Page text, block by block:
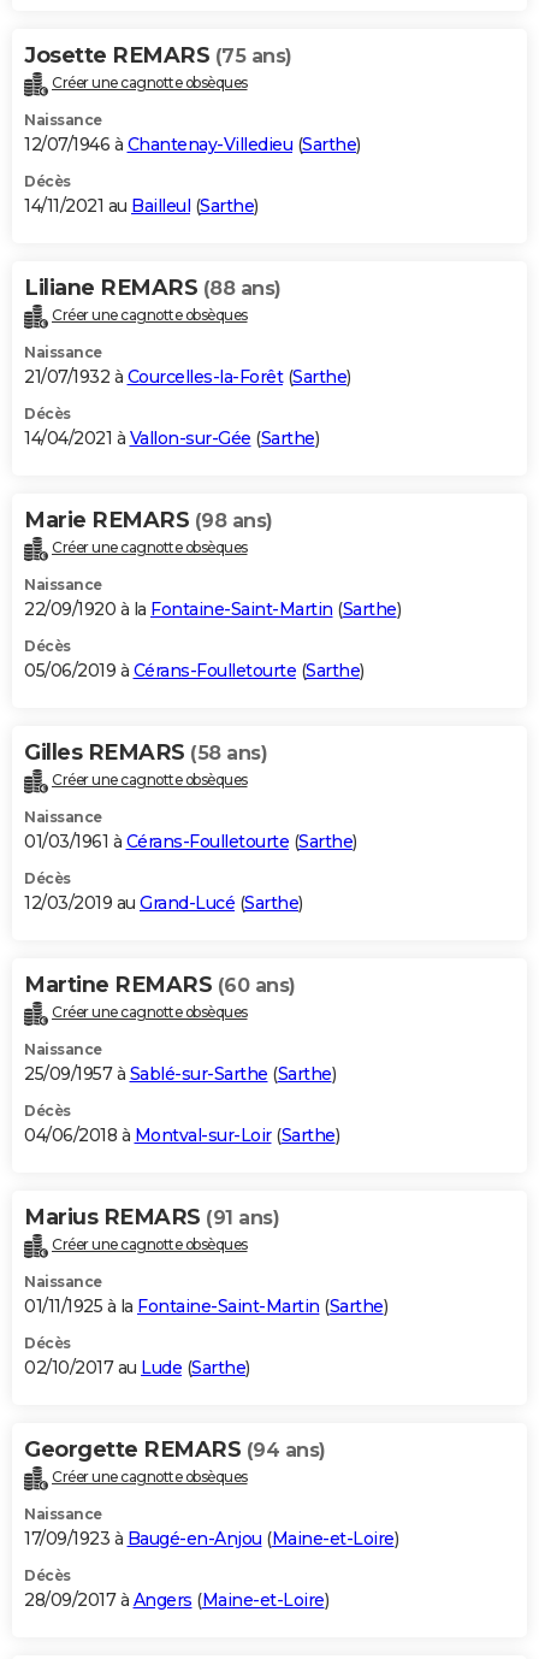
Josette REMARS (75 ans)
Créer une cagnotte obsèques
Naissance
12/07/1946 à Chantenay-Villedieu (Sarthe)
Décès
14/11/2021 au Bailleul (Sarthe)
Liliane REMARS (88 ans)
Créer une cagnotte obsèques
Naissance
21/07/1932 à Courcelles-la-Forêt(Sarthe)
Décès
14/04/2021 à Vallon-sur-Gée (Sarthe)
Marie REMARS (98 ans)
Créer une cagnotte obsèques
Naissance
22/09/1920 à la Fontaine-Saint-Martin (Sarthe)
Décès
05/06/2019 à Cérans-Foulletourte (Sarthe)
Gilles REMARS (58 ans)
Créer une cagnotte obsèques
Naissance
01/03/1961 à Cérans-Foulletourte (Sarthe)
Décès
12/03/2019 au Grand-Lucé (Sarthe)
Martine REMARS (60 ans)
Créer une cagnotte obsèques
Naissance
25/09/1957 à Sablé-sur-Sarthe (Sarthe)
Décès
04/06/2018 à Montval-sur-Loir(Sarthe)
Marius REMARS (91 ans)
Créer une cagnotte obsèques
Naissance
01/11/1925 à la Fontaine-Saint-Martin (Sarthe)
Décès
02/10/2017 au Lude (Sarthe)
Georgette REMARS (94 ans)
Créer une cagnotte obsèques
Naissance
17/09/1923 à Baugé-en-Anjou (Maine-et-Loire)
Décès
28/09/2017 à Angers (Maine-et-Loire)